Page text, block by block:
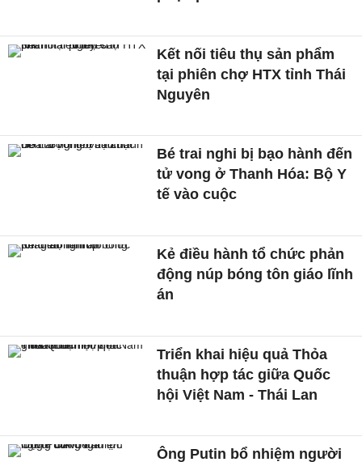
Kết nối tiêu thụ sản phẩm
tại phiên chợ HTX tỉnh Thái
Nguyên
Bé trai nghi bị bạo hành đến
tử vong ở Thanh Hóa: Bộ Y
tế vào cuộc
Kẻ điều hành tổ chức phản
động núp bóng tôn giáo lĩnh
án
Triển khai hiệu quả Thỏa
thuận hợp tác giữa Quốc
hội Việt Nam - Thái Lan
Ông Putin bổ nhiệm người